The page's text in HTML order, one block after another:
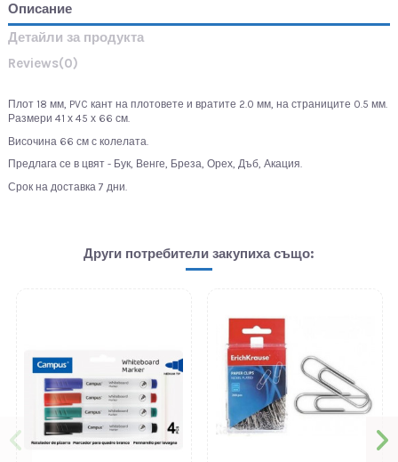
Описание
Детайли за продукта
Reviews(0)
Плот 18 мм, PVC кант на плотовете и вратите 2.0 мм, на страниците 0.5 мм.
Размери 41 х 45 х 66 см.
Височина 66 см с колелата.
Предлага се в цвят - Бук, Венге, Бреза, Орех, Дъб, Акация.
Срок на доставка 7 дни.
Други потребители закупиха също: